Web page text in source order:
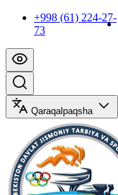
+998 (61) 224-27-
73
Qaraqalpaqsha